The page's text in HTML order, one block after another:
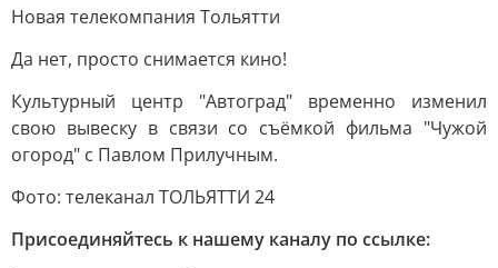
Новая телекомпания Тольятти
Да нет, просто снимается кино!
Культурный центр "Автоград" временно изменил
свою вывеску в связи со съёмкой фильма "Чужой
огород" с Павлом Прилучным.
Фото: телеканал ТОЛЬЯТТИ 24
Присоединяйтесь к нашему каналу по ссылке: